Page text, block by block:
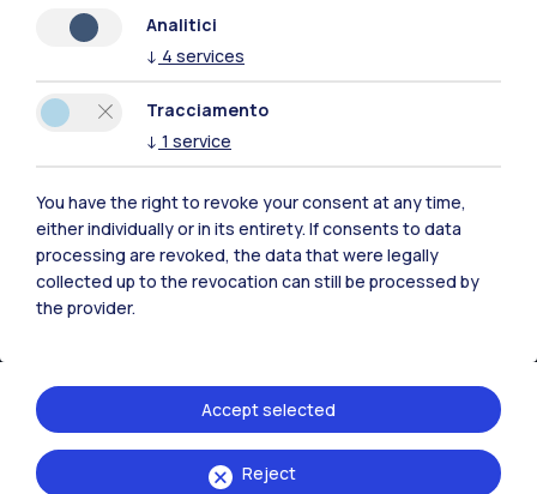
IT EN
Sedi
Milano Bovisa
Cremona
Analitici
↓ 4 services
Tracciamento
↓ 1 service
You have the right to revoke your consent at any time,
either individually or in its entirety. If consents to data
processing are revoked, the data that were legally
collected up to the revocation can still be processed by
the provider.
Reject
Accept selected